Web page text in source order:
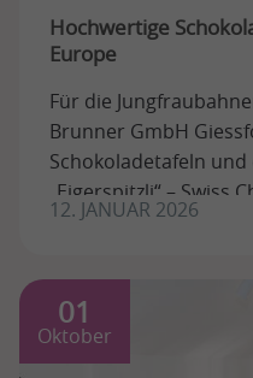
Hochwertige
Europe
Für die
Brunner GmbH
Schokoladetafeln und
„Eigerspitzli“ – Swiss
Tradition.
12. JANUAR 2026
01
Oktober